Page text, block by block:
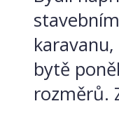
bytě
rozměrů.